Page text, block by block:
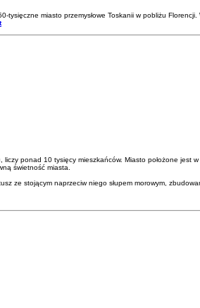
tysięczne miasto przemysłowe Toskanii w pobliżu
liczy ponad 10 tysięcy mieszkańców. Miasto położone
świetność miasta.
ze stojącym naprzeciw niego słupem morowym,